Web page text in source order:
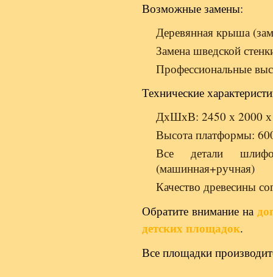
Возможные замены:
Деревянная крыша
Замена шведской
Профессиональные
Технические
ДхШхВ: 2450 х 2000
Высота платформы:
Все детали
(машинная+ручная)
Качество древесины
Обратите внимание на
детских площадок.
Все площадки